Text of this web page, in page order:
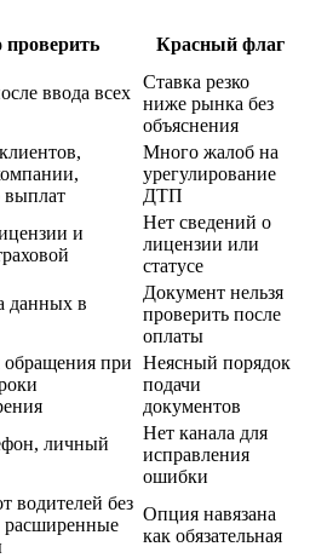
проверить Красный флаг
ввода всех
Ставка резко
ниже рынка без
объяснения
выплат
Много жалоб на
урегулирование
ДТП
и
Нет сведений о
лицензии или
статусе
данных в
Документ нельзя
проверить после
оплаты
при Неясный порядок
подачи
документов
личный
Нет канала для
исправления
ошибки
водителей без
Опция навязана
как обязательная